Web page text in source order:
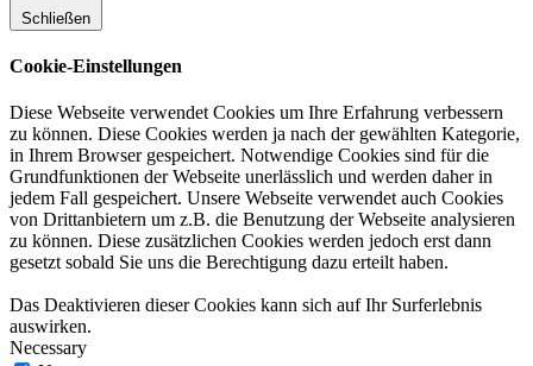
Schließen
Cookie-Einstellungen
Diese Webseite verwendet Cookies um Ihre Erfahrung verbessern
zu können. Diese Cookies werden ja nach der gewählten Kategorie,
in Ihrem Browser gespeichert. Notwendige Cookies sind für die
Grundfunktionen der Webseite unerlässlich und werden daher in
jedem Fall gespeichert. Unsere Webseite verwendet auch Cookies
von Drittanbietern um z.B. die Benutzung der Webseite analysieren
zu können. Diese zusätzlichen Cookies werden jedoch erst dann
gesetzt sobald Sie uns die Berechtigung dazu erteilt haben.
Das Deaktivieren dieser Cookies kann sich auf Ihr Surferlebnis
auswirken.
Necessary